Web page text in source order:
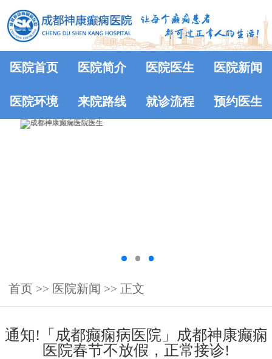
医院首页 医院简介 医院医生 医院新闻
医院环境 来院路线 就诊流程 预约医生
首页 >> 医院新闻 >> 正文
通知!​「成都癫痫病医院」成都神康癫痫
医院春节不放假，正常接诊!